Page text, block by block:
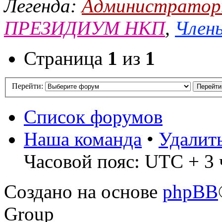
Легенда:
ПРЕЗИДИУМ НКП,
Страница 1 из 1
Перейти:
Список форумов
Наша команда •
Часовой пояс: UTC + 3
Создано на основе phpBB
Group